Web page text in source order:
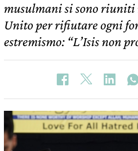
musulmani si sono riuniti
Unito per rifiutare ogni
estremismo: “L’Isis non